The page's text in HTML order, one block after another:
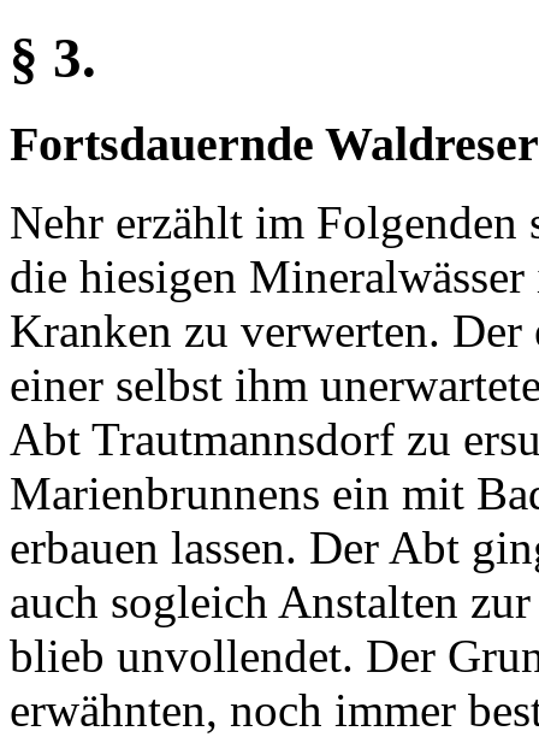
§ 3.
Fortsdauernde
Nehr erzählt im Folgenden
die hiesigen
Kranken zu verwerten.
einer selbst ihm
Abt Trautmannsdorf zu
Marienbrunnens ein mit
erbauen lassen. Der Abt
auch sogleich Anstalten
blieb unvollendet. Der
erwähnten, noch immer